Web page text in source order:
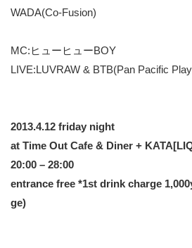
WADA(Co-Fusion)
MC:ヒューヒューBOY
LIVE:LUVRAW & BTB(Pan Pacific
2013.4.12 friday night
at Time Out Cafe & Diner +
20:00 – 28:00
entrance free *1st drink charge
ge)